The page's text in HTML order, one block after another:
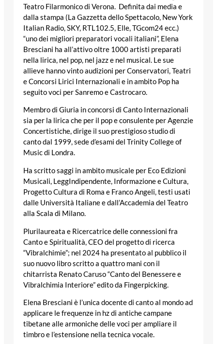
Teatro Filarmonico di Verona. Definita dai media e
dalla stampa (La Gazzetta dello Spettacolo, New York
Italian Radio, SKY, RTL102.5, Elle, TGcom24 ecc.)
“uno dei migliori preparatori vocali italiani”, Elena
Bresciani ha all’attivo oltre 1000 artisti preparati
nella lirica, nel pop, nel jazz e nel musical. Le sue
allieve hanno vinto audizioni per Conservatori, Teatri
e Concorsi Lirici Internazionali e in ambito Pop ha
seguito voci per Sanremo e Castrocaro.
Membro di Giuria in concorsi di Canto Internazionali
sia per la lirica che per il pop e consulente per Agenzie
Concertistiche, dirige il suo prestigioso studio di
canto dal 1999, sede d’esami del Trinity College of
Music di Londra.
Ha scritto saggi in ambito musicale per Eco Edizioni
Musicali, LeggIndipendente, Informazione e Cultura,
Progetto Cultura di Roma e Franco Angeli, testi usati
dalle Università Italiane e dall’Accademia del Teatro
alla Scala di Milano.
Plurilaureata e Ricercatrice delle connessioni fra
Canto e Spiritualità, CEO del progetto di ricerca
“Vibralchimie”; nel 2024 ha presentato al pubblico il
suo nuovo libro scritto a quattro mani con il
chitarrista Renato Caruso “Canto del Benessere e
Vibralchimia Interiore” edito da Fingerpicking.
Elena Bresciani è l’unica docente di canto al mondo ad
applicare le frequenze in hz di antiche campane
tibetane alle armoniche delle voci per ampliare il
timbro e l’estensione nella tecnica vocale.